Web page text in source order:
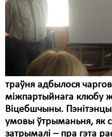
траўня адбылося
міжпартыйнага клюбу
Віцебшчыны.
умовы ўтрыманьня, як
затрымалі – пра гэта
Сацыяльныя правы